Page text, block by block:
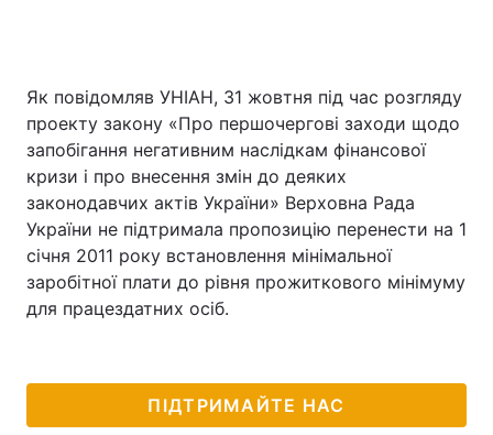
Як повідомляв УНІАН, 31 жовтня під час розгляду
проекту закону «Про першочергові заходи щодо
запобігання негативним наслідкам фінансової
кризи і про внесення змін до деяких
законодавчих актів України» Верховна Рада
України не підтримала пропозицію перенести на 1
січня 2011 року встановлення мінімальної
заробітної плати до рівня прожиткового мінімуму
для працездатних осіб.
ПІДТРИМАЙТЕ НАС